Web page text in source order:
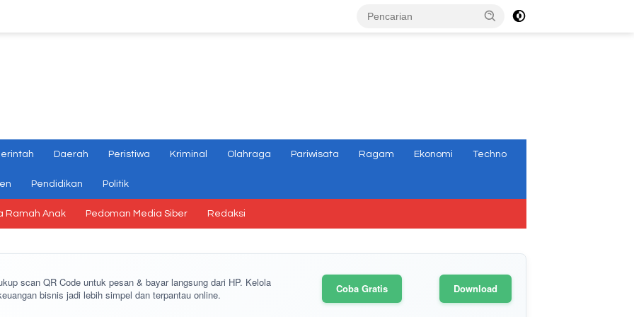
Daerah Peristiwa Kriminal Olahraga Pariwisata Ragam Ekonomi Techno
Pendidikan Politik
Ramah Anak Pedoman Media Siber Redaksi
scan QR Code untuk pesan & bayar langsung dari HP. Kelola
bisnis jadi lebih simpel dan terpantau online.
Coba Gratis Download